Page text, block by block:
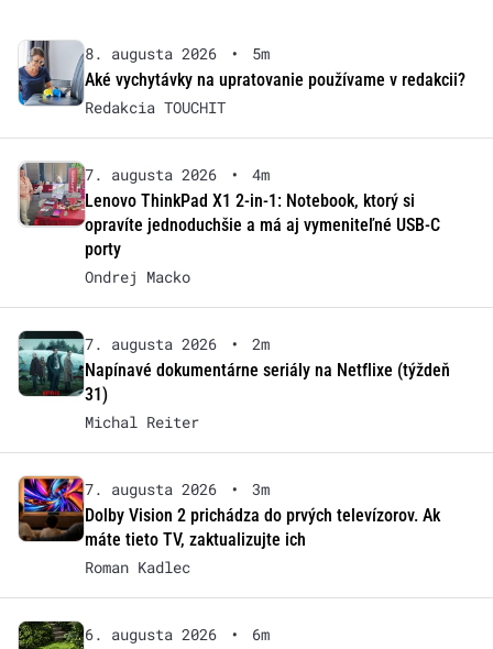
8. augusta 2026 •
5m
Aké vychytávky na upratovanie používame v redakcii?
Redakcia TOUCHIT
7. augusta 2026 •
4m
Lenovo ThinkPad X1 2-in-1: Notebook, ktorý si
opravíte jednoduchšie a má aj vymeniteľné USB-C
porty
Ondrej Macko
7. augusta 2026 •
2m
Napínavé dokumentárne seriály na Netflixe (týždeň
31)
Michal Reiter
7. augusta 2026 •
3m
Dolby Vision 2 prichádza do prvých televízorov. Ak
máte tieto TV, zaktualizujte ich
Roman Kadlec
6. augusta 2026 •
6m